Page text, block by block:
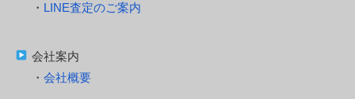
LINE査定のご案内
会社案内
会社概要